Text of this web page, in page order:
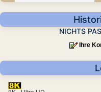
NICHTS
Ihre